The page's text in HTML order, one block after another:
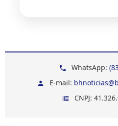
WhatsApp:
E-mail:
CNPJ: